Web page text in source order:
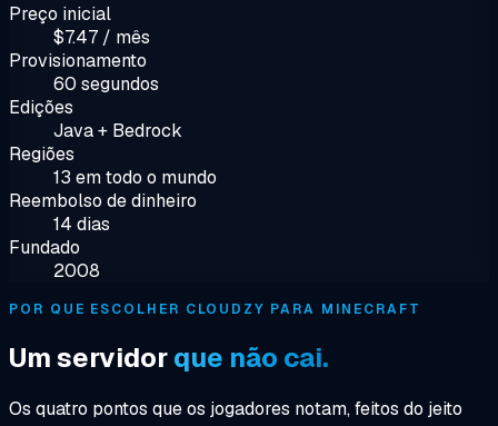
Preço inicial
$7.47 / mês
Provisionamento
60 segundos
Edições
Java + Bedrock
Regiões
13 em todo o mundo
Reembolso de dinheiro
14 dias
Fundado
2008
POR QUE ESCOLHER CLOUDZY PARA MINECRAFT
Um servidorque não cai.
Os quatro pontos que os jogadores notam, feitos do jeito